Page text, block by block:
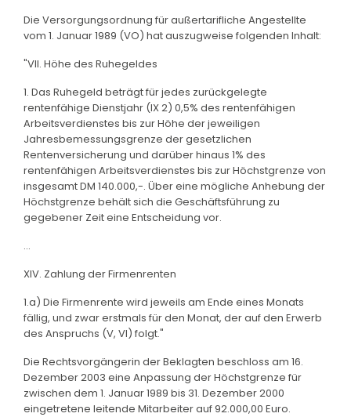
Die Versorgungsordnung für außertarifliche Angestellte
vom 1. Januar 1989 (VO) hat auszugweise folgenden Inhalt:
"VII. Höhe des Ruhegeldes
1. Das Ruhegeld beträgt für jedes zurückgelegte
rentenfähige Dienstjahr (IX 2) 0,5% des rentenfähigen
Arbeitsverdienstes bis zur Höhe der jeweiligen
Jahresbemessungsgrenze der gesetzlichen
Rentenversicherung und darüber hinaus 1% des
rentenfähigen Arbeitsverdienstes bis zur Höchstgrenze von
insgesamt DM 140.000,-. Über eine mögliche Anhebung der
Höchstgrenze behält sich die Geschäftsführung zu
gegebener Zeit eine Entscheidung vor.
...
XIV. Zahlung der Firmenrenten
1.a) Die Firmenrente wird jeweils am Ende eines Monats
fällig, und zwar erstmals für den Monat, der auf den Erwerb
des Anspruchs (V, VI) folgt."
Die Rechtsvorgängerin der Beklagten beschloss am 16.
Dezember 2003 eine Anpassung der Höchstgrenze für
zwischen dem 1. Januar 1989 bis 31. Dezember 2000
eingetretene leitende Mitarbeiter auf 92.000,00 Euro.